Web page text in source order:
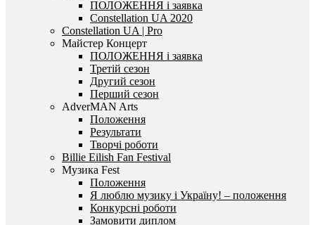
ПОЛОЖЕННЯ і заявка
Constellation UA 2020
Constellation UA | Pro
Майстер Концерт
ПОЛОЖЕННЯ і заявка
Третій сезон
Другий сезон
Перший сезон
AdverMAN Arts
Положення
Результати
Творчі роботи
Billie Eilish Fan Festival
Музика Fest
Положення
Я люблю музику і Україну! – положення
Конкурсні роботи
Замовити диплом